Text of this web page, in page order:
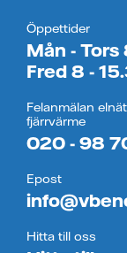
Öppettider
Mån - Tors
Fred 8 -
Felanmälan
fjärrvärme
020 - 98
Epost
Hitta till oss